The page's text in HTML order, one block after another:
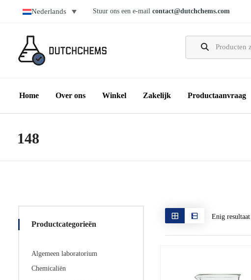
Nederlands Stuur ons een e-mail contact@dutchchems.com
Home Over ons Winkel Zakelijk Productaanvraag
148
Productcategorieën
Algemeen laboratorium
Chemicaliën
Enig resultaat